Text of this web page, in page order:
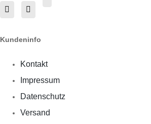
Kundeninfo
Kontakt
Impressum
Datenschutz
Versand